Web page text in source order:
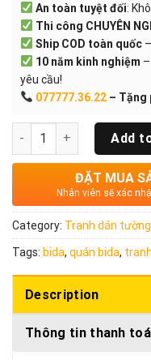
An toàn tuyệt đối:
Thi công CHUYÊN
Ship COD toàn quốc–
10 năm kinh nghiệm
yêu cầu!
077777.36.22– Tặng
Quantity Add
ĐẶT MUA
Nhân viên sẽ xác
Category: Tranh dán
Tags: bida, quán bida,
Description
Thông tin thanh